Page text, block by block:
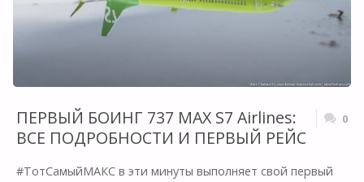
ПЕРВЫЙ БОИНГ 737 MAX S7 Airlines:
ВСЕ ПОДРОБНОСТИ И ПЕРВЫЙ РЕЙС
0
#ТотСамыйМАКС в эти минуты выполняет свой первый